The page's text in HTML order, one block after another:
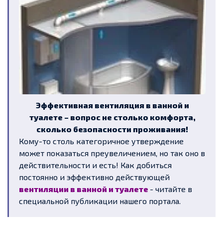
Эффективная вентиляция в ванной и
туалете – вопрос не столько комфорта,
сколько безопасности проживания!
Кому-то столь категоричное утверждение
может показаться преувеличением, но так оно в
действительности и есть! Как добиться
постоянно и эффективно действующей
вентиляции в ванной и туалете - читайте в
специальной публикации нашего портала.